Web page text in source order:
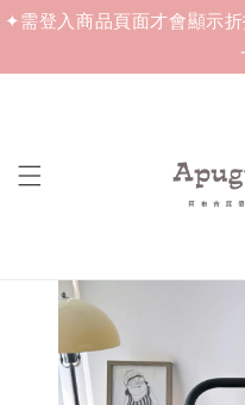
✦需登入商品頁面才會顯示